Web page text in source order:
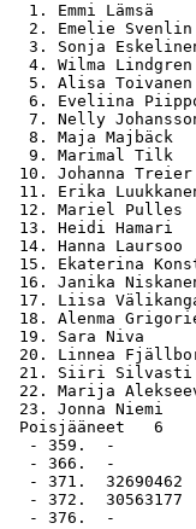
1. Emmi Lämsä
2. Emelie
3. Sonja
4. Wilma
5. Alisa
6. Eveliina
7. Nelly
8. Maja Majbäck
9. Marimal Tilk
10. Johanna
11. Erika
12. Mariel
13. Heidi
14. Hanna
15. Ekaterina
16. Janika
17. Liisa
18. Alenma
19. Sara Niva
20. Linnea
21. Siiri
22. Marija
23. Jonna
Poisjääneet   6
- 359.  -
- 366.  -
- 371.  32690462
- 372.  30563177
- 376.  -